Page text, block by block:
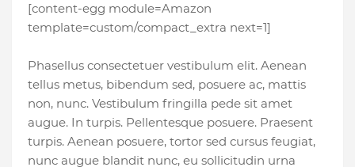
[content-egg module=Amazon
template=custom/compact_extra next=1]
Phasellus consectetuer vestibulum elit. Aenean
tellus metus, bibendum sed, posuere ac, mattis
non, nunc. Vestibulum fringilla pede sit amet
augue. In turpis. Pellentesque posuere. Praesent
turpis. Aenean posuere, tortor sed cursus feugiat,
nunc augue blandit nunc, eu sollicitudin urna